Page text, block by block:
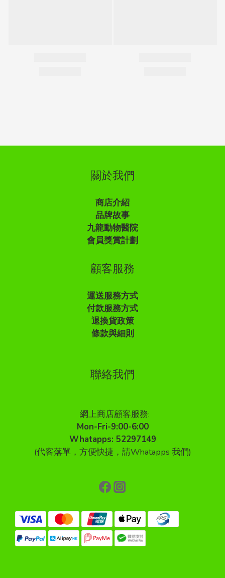
關於我們
商店介紹
品牌故事
九龍動物醫院
會員獎賞計劃
顧客服務
運送服務方式
付款服務方式
退換貨政策
條款與細則
聯絡我們
網上商店顧客服務:
Mon-Fri-9:00-6:00
Whatapps: 52297149
(代客落單，方便快捷，請Whatapps 我們)